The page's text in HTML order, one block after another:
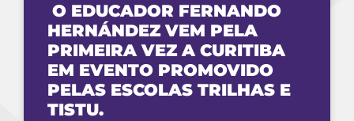
O EDUCADOR FERNANDO
HERNÁNDEZ VEM PELA
PRIMEIRA VEZ A CURITIBA
EM EVENTO PROMOVIDO
PELAS ESCOLAS TRILHAS E
TISTU.